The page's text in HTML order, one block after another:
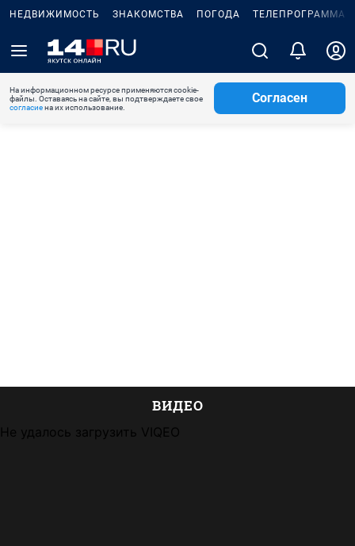
НЕДВИЖИМОСТЬ ЗНАКОМСТВА ПОГОДА ТЕЛЕПРОГРАММА
На информационном ресурсе применяются cookie-
файлы. Оставаясь на сайте, вы подтверждаете свое
согласиена их использование.
Согласен
ВИДЕО
Не удалось загрузить VIQEO